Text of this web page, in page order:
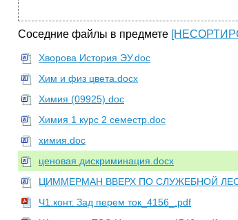
Соседние файлы в предмете
Хворова История ЭУ.doc
Хим и физ цвета.docx
Химия (09925).doc
Химия 1 курс 2 семестр.doc
химия.doc
ценовая дискриминация.docx
ЦИММЕРМАН ВВЕРХ ПО СЛУЖЕБНОЙ
Ч1.конт. Зад перем ток_4156_.pdf